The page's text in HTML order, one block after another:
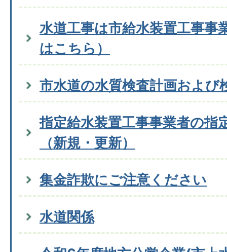
水道工事は市給水装置工事事
はこちら）
市水道の水質検査計画および
指定給水装置工事事業者の指
（新規・更新）
集金詐欺にご注意ください
水道関係